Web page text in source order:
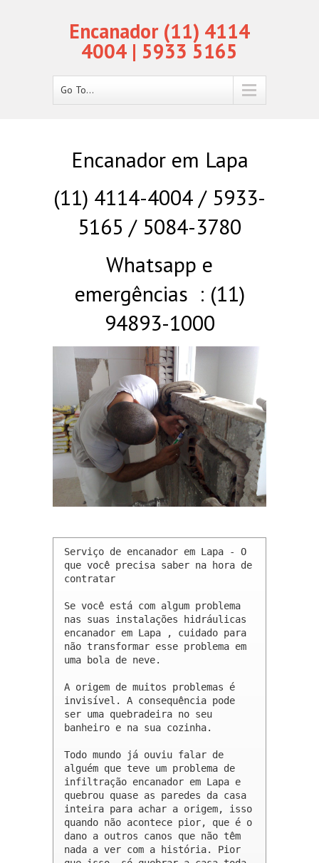
Encanador (11) 4114
4004 | 5933 5165
Go To...
Encanador em Lapa
(11) 4114-4004 / 5933-
5165 / 5084-3780
Whatsapp e
emergências : (11)
94893-1000
Serviço de encanador em Lapa - O
que você precisa saber na hora de
contratar
Se você está com algum problema
nas suas instalações hidráulicas
encanador em Lapa , cuidado para
não transformar esse problema em
uma bola de neve.
A origem de muitos problemas é
invisível. A consequência pode
ser uma quebradeira no seu
banheiro e na sua cozinha.
Todo mundo já ouviu falar de
alguém que teve um problema de
infiltração encanador em Lapa e
quebrou quase as paredes da casa
inteira para achar a origem, isso
quando não acontece pior, que é o
dano a outros canos que não têm
nada a ver com a história. Pior